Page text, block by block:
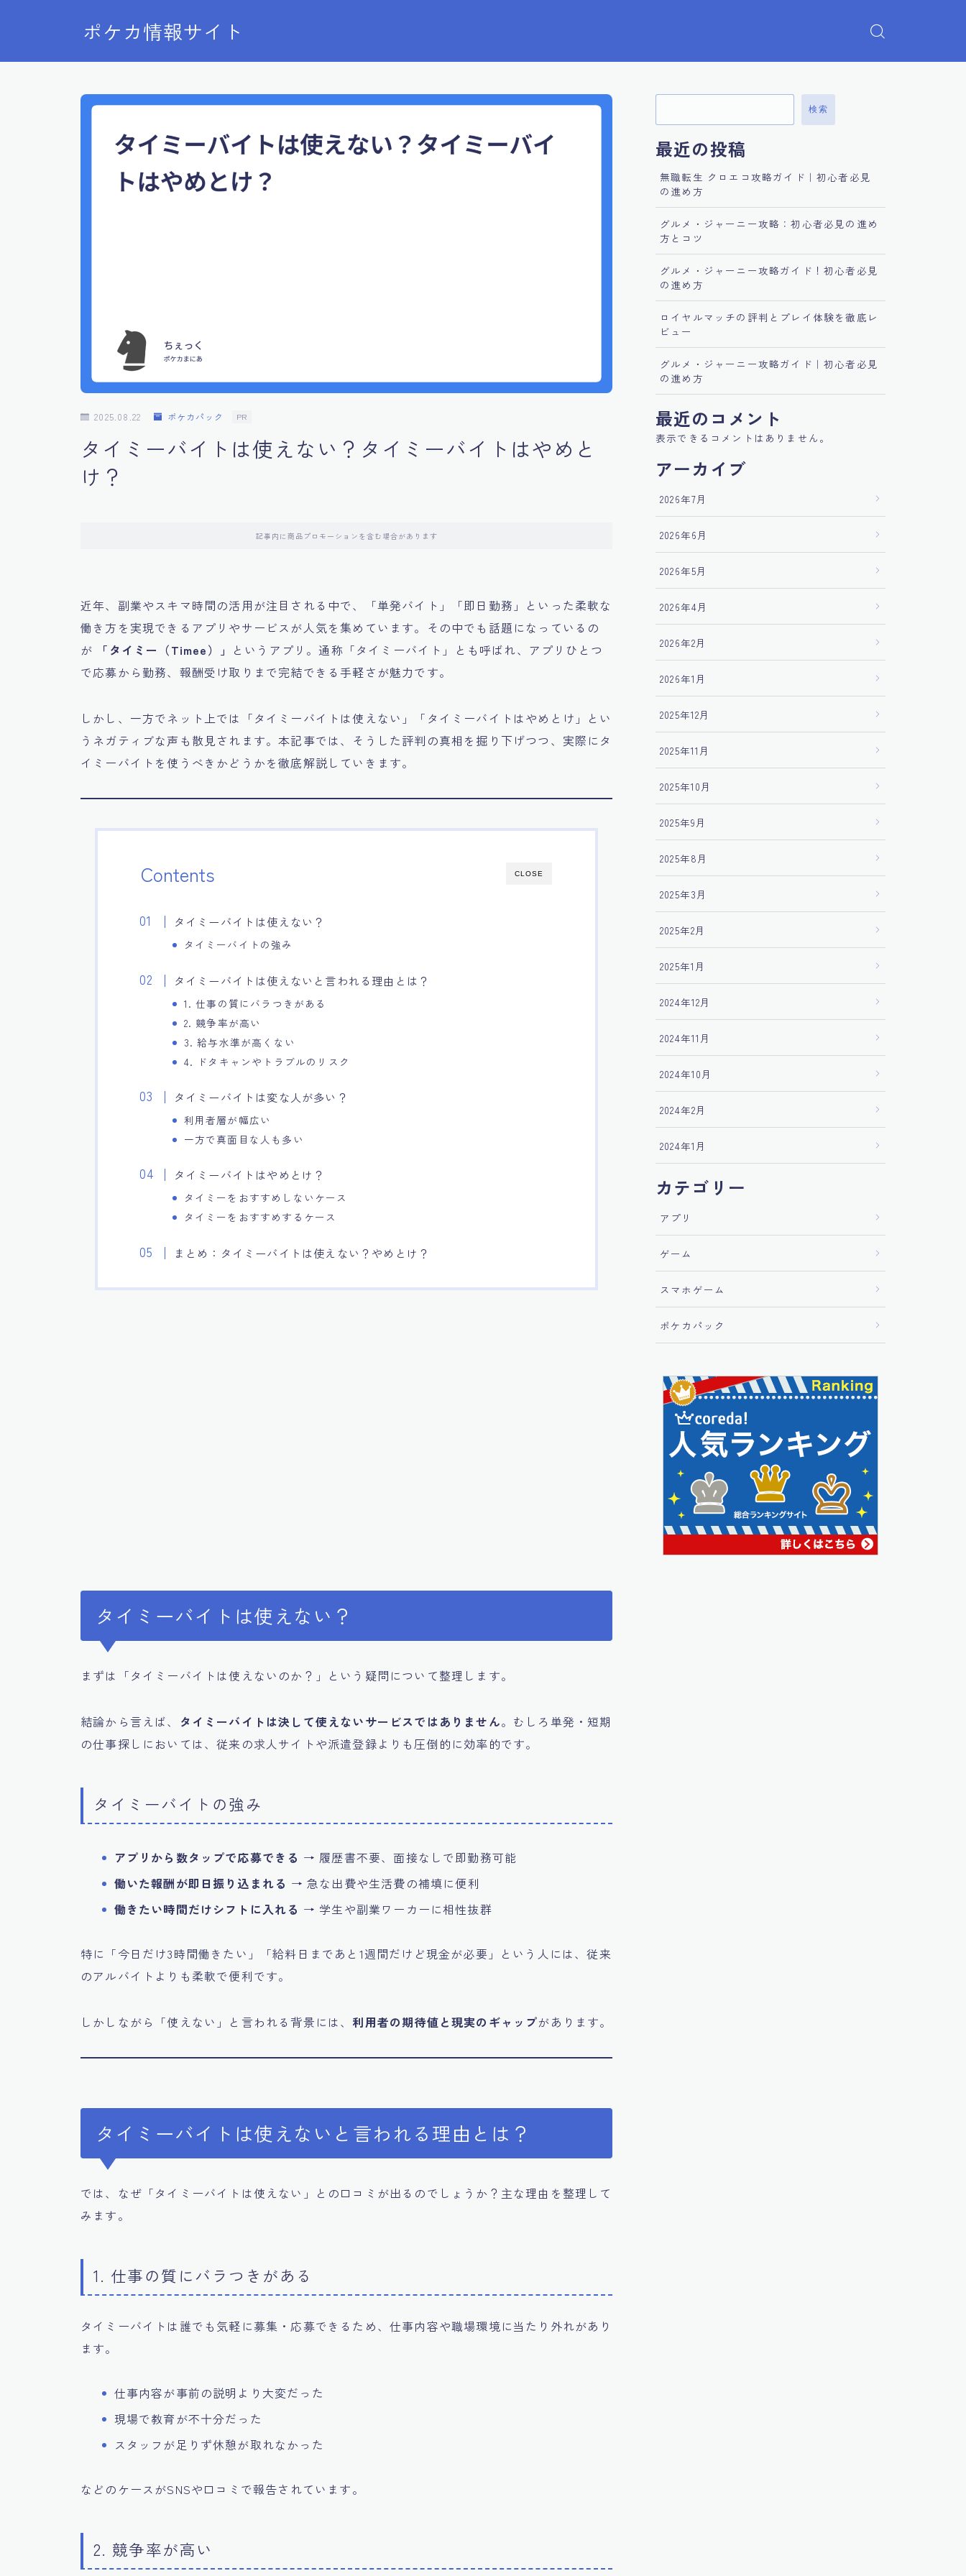
ポケカ情報サイト
2025.08.22 ポケカパック PR
タイミーバイトは使えない？タイミーバイトはやめと
け？
記事内に商品プロモーションを含む場合があります
近年、副業やスキマ時間の活用が注目される中で、「単発バイト」「即日勤務」といった柔軟な
働き方を実現できるアプリやサービスが人気を集めています。その中でも話題になっているの
が
「タイミー（Timee）」 というアプリ。通称「タイミーバイト」とも呼ばれ、アプリひとつ
で応募から勤務、報酬受け取りまで完結できる手軽さが魅力です。
しかし、一方でネット上では「タイミーバイトは使えない」「タイミーバイトはやめとけ」とい
うネガティブな声も散見されます。本記事では、そうした評判の真相を掘り下げつつ、実際にタ
イミーバイトを使うべきかどうかを徹底解説していきます。
CLOSE
Contents
タイミーバイトは使えない？
タイミーバイトの強み
タイミーバイトは使えないと言われる理由とは？
1. 仕事の質にバラつきがある
2. 競争率が高い
3. 給与水準が高くない
4. ドタキャンやトラブルのリスク
タイミーバイトは変な人が多い？
利用者層が幅広い
一方で真面目な人も多い
タイミーバイトはやめとけ？
タイミーをおすすめしないケース
タイミーをおすすめするケース
まとめ：タイミーバイトは使えない？やめとけ？
タイミーバイトは使えない？
まずは「タイミーバイトは使えないのか？」という疑問について整理します。
結論から言えば、 タイミーバイトは決して使えないサービスではありません。むしろ単発・短期
の仕事探しにおいては、従来の求人サイトや派遣登録よりも圧倒的に効率的です。
タイミーバイトの強み
アプリから数タップで応募できる → 履歴書不要、面接なしで即勤務可能
働いた報酬が即日振り込まれる → 急な出費や生活費の補填に便利
働きたい時間だけシフトに入れる → 学生や副業ワーカーに相性抜群
特に「今日だけ3時間働きたい」「給料日まであと1週間だけど現金が必要」という人には、従来
のアルバイトよりも柔軟で便利です。
しかしながら「使えない」と言われる背景には、 利用者の期待値と現実のギャップがあります。
タイミーバイトは使えないと言われる理由とは？
では、なぜ「タイミーバイトは使えない」との口コミが出るのでしょうか？主な理由を整理して
みます。
1. 仕事の質にバラつきがある
タイミーバイトは誰でも気軽に募集・応募できるため、仕事内容や職場環境に当たり外れがあり
ます。
仕事内容が事前の説明より大変だった
現場で教育が不十分だった
スタッフが足りず休憩が取れなかった
などのケースがSNSや口コミで報告されています。
2. 競争率が高い
検索
最近の投稿
無職転生 クロエコ攻略ガイド｜初心者必見
の進め方
グルメ・ジャーニー攻略：初心者必見の進め
方とコツ
グルメ・ジャーニー攻略ガイド！初心者必見
の進め方
ロイヤルマッチの評判とプレイ体験を徹底レ
ビュー
グルメ・ジャーニー攻略ガイド｜初心者必見
の進め方
最近のコメント
表示できるコメントはありません。
アーカイブ
2026年7月
2026年6月
2026年5月
2026年4月
2026年2月
2026年1月
2025年12月
2025年11月
2025年10月
2025年9月
2025年8月
2025年3月
2025年2月
2025年1月
2024年12月
2024年11月
2024年10月
2024年2月
2024年1月
カテゴリー
アプリ
ゲーム
スマホゲーム
ポケカパック